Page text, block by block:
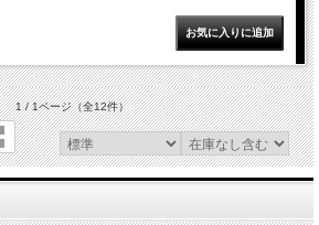
1 / 1ページ（全12件）